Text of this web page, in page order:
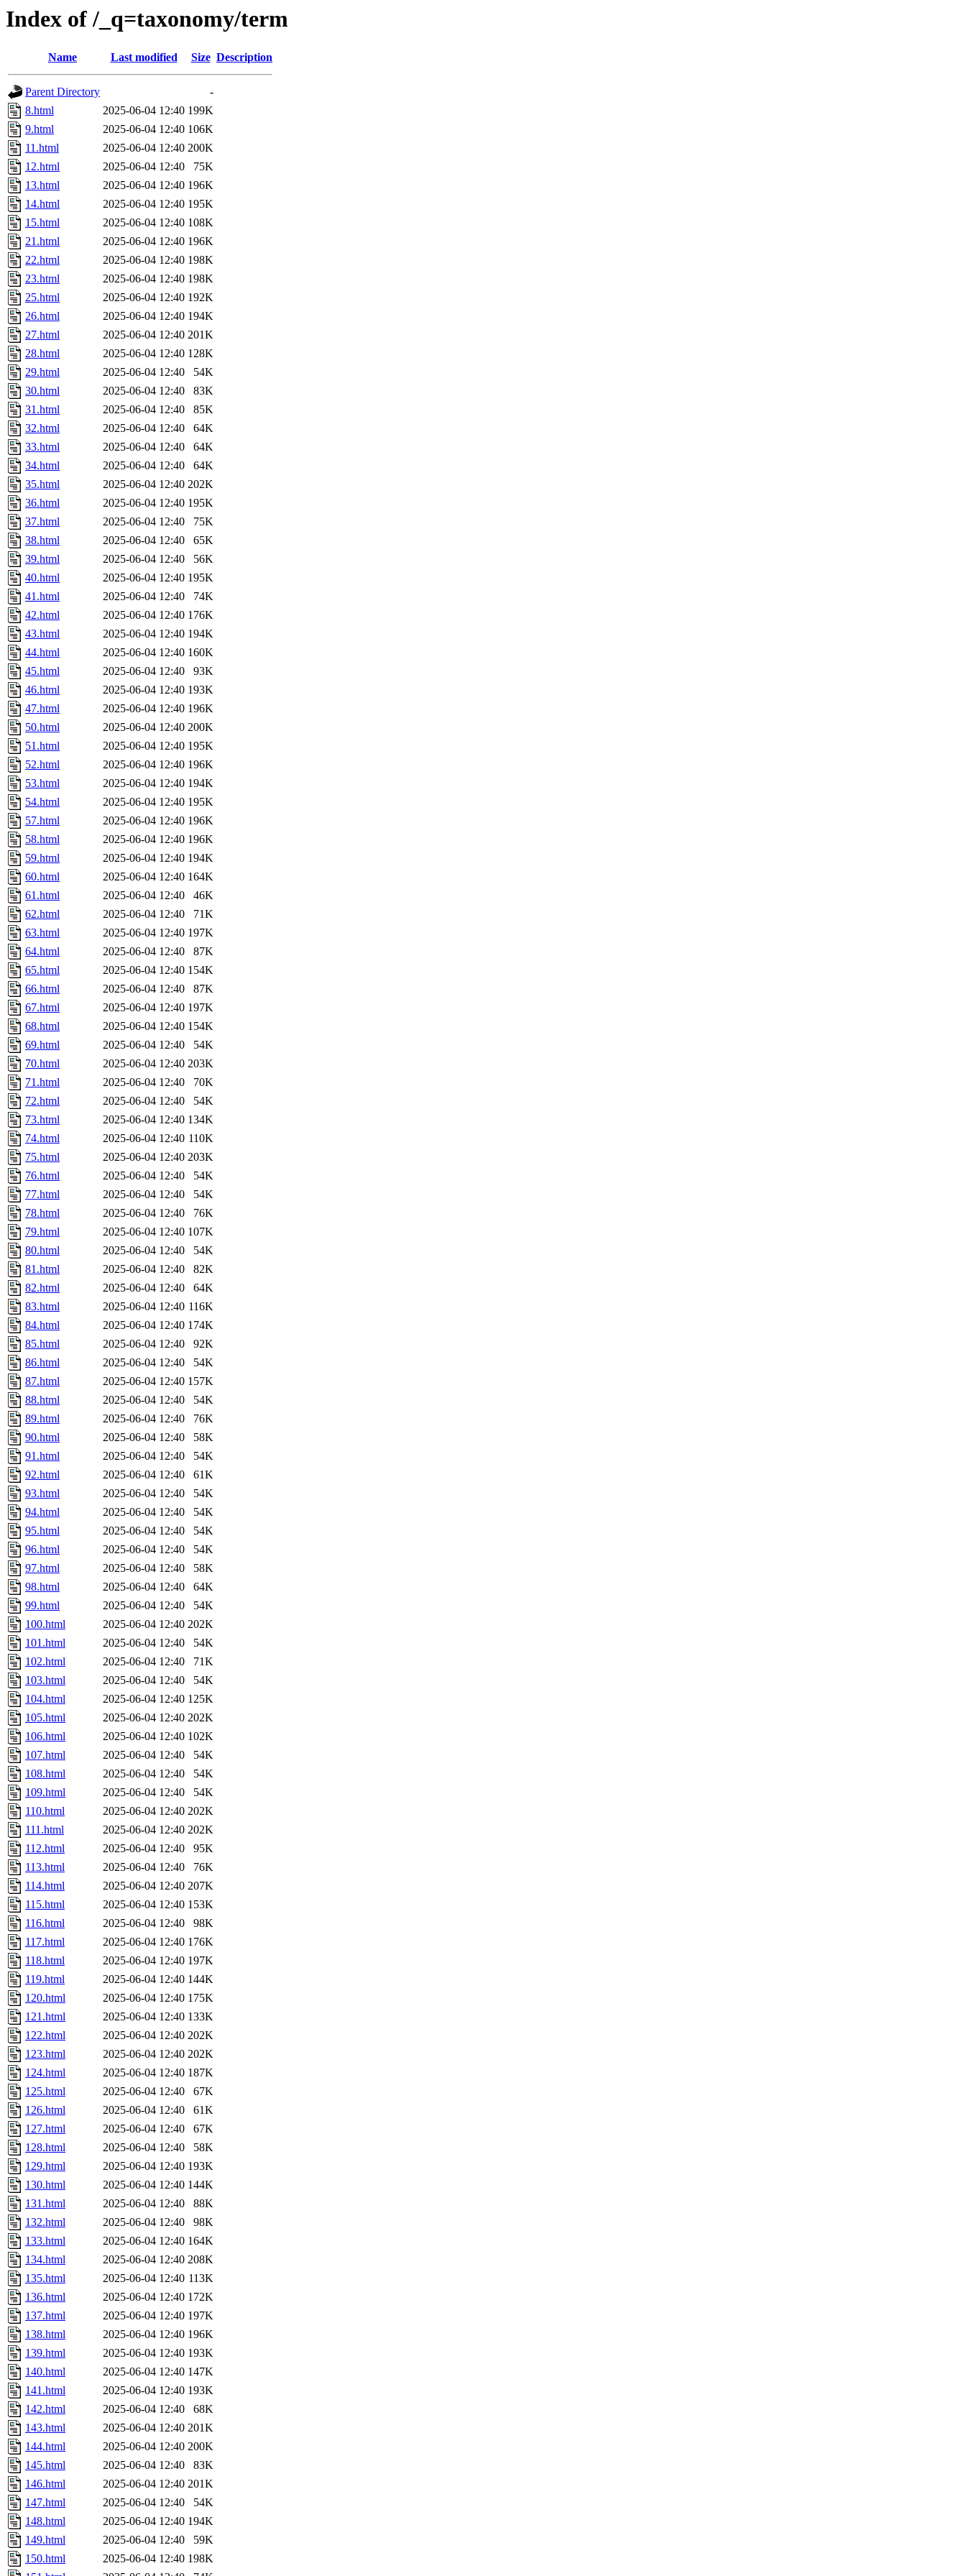
Index of /_q=taxonomy/term
Name Last modified Size Description
Parent Directory
-
8.html
2025-06-04 12:40 199K
9.html
2025-06-04 12:40 106K
11.html
2025-06-04 12:40 200K
12.html
2025-06-04 12:40
75K
13.html
2025-06-04 12:40 196K
14.html
2025-06-04 12:40 195K
15.html
2025-06-04 12:40 108K
21.html
2025-06-04 12:40 196K
22.html
2025-06-04 12:40 198K
23.html
2025-06-04 12:40 198K
25.html
2025-06-04 12:40 192K
26.html
2025-06-04 12:40 194K
27.html
2025-06-04 12:40 201K
28.html
2025-06-04 12:40 128K
29.html
2025-06-04 12:40
54K
30.html
2025-06-04 12:40
83K
31.html
2025-06-04 12:40
85K
32.html
2025-06-04 12:40
64K
33.html
2025-06-04 12:40
64K
34.html
2025-06-04 12:40
64K
35.html
2025-06-04 12:40 202K
36.html
2025-06-04 12:40 195K
37.html
2025-06-04 12:40
75K
38.html
2025-06-04 12:40
65K
39.html
2025-06-04 12:40
56K
40.html
2025-06-04 12:40 195K
41.html
2025-06-04 12:40
74K
42.html
2025-06-04 12:40 176K
43.html
2025-06-04 12:40 194K
44.html
2025-06-04 12:40 160K
45.html
2025-06-04 12:40
93K
46.html
2025-06-04 12:40 193K
47.html
2025-06-04 12:40 196K
50.html
2025-06-04 12:40 200K
51.html
2025-06-04 12:40 195K
52.html
2025-06-04 12:40 196K
53.html
2025-06-04 12:40 194K
54.html
2025-06-04 12:40 195K
57.html
2025-06-04 12:40 196K
58.html
2025-06-04 12:40 196K
59.html
2025-06-04 12:40 194K
60.html
2025-06-04 12:40 164K
61.html
2025-06-04 12:40
46K
62.html
2025-06-04 12:40
71K
63.html
2025-06-04 12:40 197K
64.html
2025-06-04 12:40
87K
65.html
2025-06-04 12:40 154K
66.html
2025-06-04 12:40
87K
67.html
2025-06-04 12:40 197K
68.html
2025-06-04 12:40 154K
69.html
2025-06-04 12:40
54K
70.html
2025-06-04 12:40 203K
71.html
2025-06-04 12:40
70K
72.html
2025-06-04 12:40
54K
73.html
2025-06-04 12:40 134K
74.html
2025-06-04 12:40 110K
75.html
2025-06-04 12:40 203K
76.html
2025-06-04 12:40
54K
77.html
2025-06-04 12:40
54K
78.html
2025-06-04 12:40
76K
79.html
2025-06-04 12:40 107K
80.html
2025-06-04 12:40
54K
81.html
2025-06-04 12:40
82K
82.html
2025-06-04 12:40
64K
83.html
2025-06-04 12:40 116K
84.html
2025-06-04 12:40 174K
85.html
2025-06-04 12:40
92K
86.html
2025-06-04 12:40
54K
87.html
2025-06-04 12:40 157K
88.html
2025-06-04 12:40
54K
89.html
2025-06-04 12:40
76K
90.html
2025-06-04 12:40
58K
91.html
2025-06-04 12:40
54K
92.html
2025-06-04 12:40
61K
93.html
2025-06-04 12:40
54K
94.html
2025-06-04 12:40
54K
95.html
2025-06-04 12:40
54K
96.html
2025-06-04 12:40
54K
97.html
2025-06-04 12:40
58K
98.html
2025-06-04 12:40
64K
99.html
2025-06-04 12:40
54K
100.html
2025-06-04 12:40 202K
101.html
2025-06-04 12:40
54K
102.html
2025-06-04 12:40
71K
103.html
2025-06-04 12:40
54K
104.html
2025-06-04 12:40 125K
105.html
2025-06-04 12:40 202K
106.html
2025-06-04 12:40 102K
107.html
2025-06-04 12:40
54K
108.html
2025-06-04 12:40
54K
109.html
2025-06-04 12:40
54K
110.html
2025-06-04 12:40 202K
111.html
2025-06-04 12:40 202K
112.html
2025-06-04 12:40
95K
113.html
2025-06-04 12:40
76K
114.html
2025-06-04 12:40 207K
115.html
2025-06-04 12:40 153K
116.html
2025-06-04 12:40
98K
117.html
2025-06-04 12:40 176K
118.html
2025-06-04 12:40 197K
119.html
2025-06-04 12:40 144K
120.html
2025-06-04 12:40 175K
121.html
2025-06-04 12:40 133K
122.html
2025-06-04 12:40 202K
123.html
2025-06-04 12:40 202K
124.html
2025-06-04 12:40 187K
125.html
2025-06-04 12:40
67K
126.html
2025-06-04 12:40
61K
127.html
2025-06-04 12:40
67K
128.html
2025-06-04 12:40
58K
129.html
2025-06-04 12:40 193K
130.html
2025-06-04 12:40 144K
131.html
2025-06-04 12:40
88K
132.html
2025-06-04 12:40
98K
133.html
2025-06-04 12:40 164K
134.html
2025-06-04 12:40 208K
135.html
2025-06-04 12:40 113K
136.html
2025-06-04 12:40 172K
137.html
2025-06-04 12:40 197K
138.html
2025-06-04 12:40 196K
139.html
2025-06-04 12:40 193K
140.html
2025-06-04 12:40 147K
141.html
2025-06-04 12:40 193K
142.html
2025-06-04 12:40
68K
143.html
2025-06-04 12:40 201K
144.html
2025-06-04 12:40 200K
145.html
2025-06-04 12:40
83K
146.html
2025-06-04 12:40 201K
147.html
2025-06-04 12:40
54K
148.html
2025-06-04 12:40 194K
149.html
2025-06-04 12:40
59K
150.html
2025-06-04 12:40 198K